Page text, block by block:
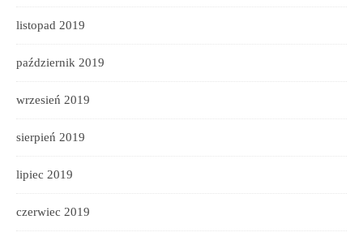
listopad 2019
październik 2019
wrzesień 2019
sierpień 2019
lipiec 2019
czerwiec 2019